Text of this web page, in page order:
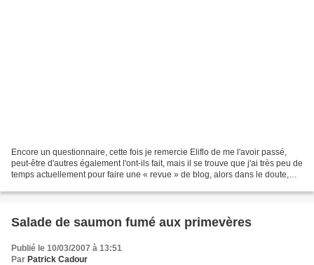
Encore un questionnaire, cette fois je remercie Eliflo de me l'avoir passé,
peut-être d'autres également l'ont-ils fait, mais il se trouve que j'ai très peu de
temps actuellement pour faire une « revue » de blog, alors dans le doute,
Salade de saumon fumé aux primevères
Publié le 10/03/2007 à 13:51
Par Patrick Cadour